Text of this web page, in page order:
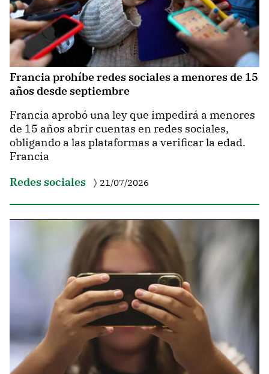
Francia prohíbe redes sociales a menores de 15
años desde septiembre
Francia aprobó una ley que impedirá a menores
de 15 años abrir cuentas en redes sociales,
obligando a las plataformas a verificar la edad.
Francia
Redes sociales
21/07/2026